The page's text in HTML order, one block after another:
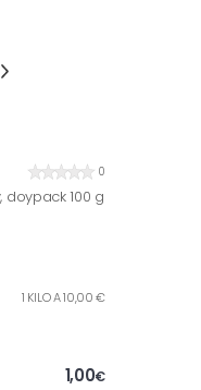
0
doypack 100 g
1 KILO A 10,00 €
1,00€